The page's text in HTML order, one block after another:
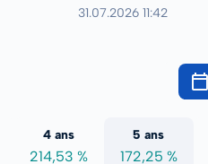
31.07.2026 11:42
4 ans
214,53 %
5 ans
172,25 %